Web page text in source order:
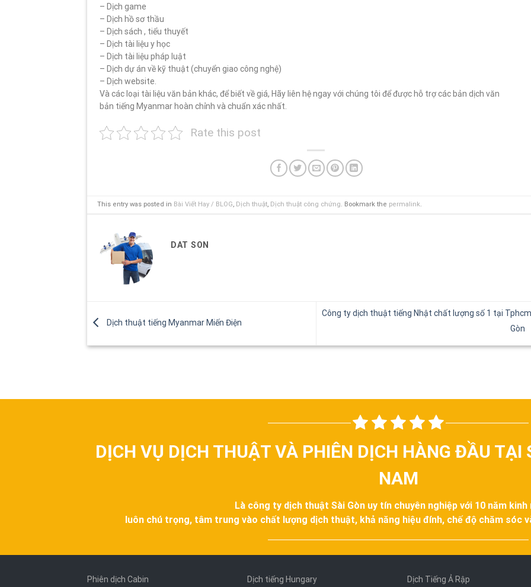
– Dịch game
– Dịch hồ sơ thầu
– Dịch sách , tiểu thuyết
– Dịch tài liệu y học
– Dịch tài liệu pháp luật
– Dịch dự án về kỹ thuật (chuyển giao công nghệ)
– Dịch website.
Và các loại tài liệu văn bản khác, để biết về giá, Hãy liên hệ ngay với chúng tôi để được hỗ trợ các bản dịch văn
bản tiếng Myanmar hoàn chỉnh và chuẩn xác nhất.
Rate this post
This entry was posted in Bài Viết Hay / BLOG, Dịch thuật, Dịch thuật công chứng. Bookmark the permalink.
DAT SON
Dịch thuật tiếng Myanmar Miến Điện
Công ty dịch thuật tiếng Nhật chất lượng số 1 tại
Gòn
DỊCH VỤ DỊCH THUẬT VÀ PHIÊN DỊCH HÀNG ĐẦU TẠI
NAM
Là công ty dịch thuật Sài Gòn uy tín chuyên nghiệp với 10 năm kinh
luôn chú trọng, tâm trung vào chất lượng dịch thuật, khả năng hiệu đính, chế độ chăm sóc
Phiên dịch Cabin Dịch tiếng Hungary Dịch Tiếng Ả Rập